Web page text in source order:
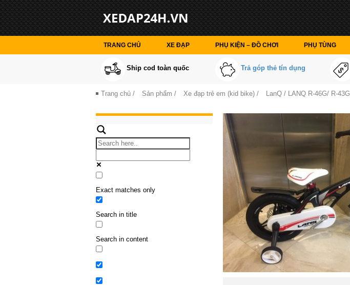
TRANG CHỦ XE ĐẠP PHỤ KIỆN – ĐỒ CHƠI PHỤ TÙNG
Ship cod toàn quốc Trả góp thẻ tín dụng
Trang chủ / Sản phẩm / Xe đạp trẻ em (kid bike) / LanQ / LANQ R-46G/ R-43G
Exact matches only
Search in title
Search in content